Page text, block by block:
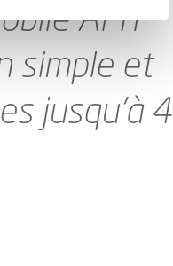
AMY
simple et
jusqu’à